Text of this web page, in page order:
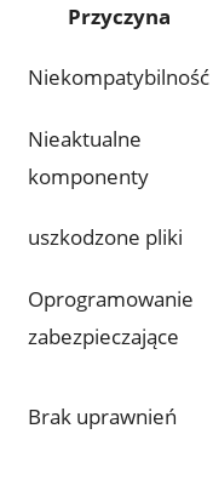
Przyczyna
Niekompatybilność
Nieaktualne
komponenty
uszkodzone pliki
Oprogramowanie
zabezpieczające
Brak uprawnień